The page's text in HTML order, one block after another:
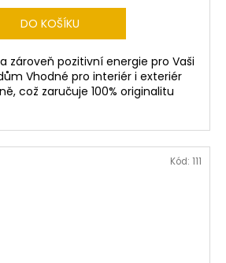
DO KOŠÍKU
zároveň pozitivní energie pro Vaši
Vhodné pro interiér i exteriér
což zaručuje 100% originalitu
Kód: 111